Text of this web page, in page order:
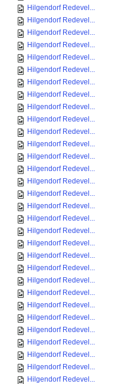
Hilgendorf Redevel...
Hilgendorf Redevel...
Hilgendorf Redevel...
Hilgendorf Redevel...
Hilgendorf Redevel...
Hilgendorf Redevel...
Hilgendorf Redevel...
Hilgendorf Redevel...
Hilgendorf Redevel...
Hilgendorf Redevel...
Hilgendorf Redevel...
Hilgendorf Redevel...
Hilgendorf Redevel...
Hilgendorf Redevel...
Hilgendorf Redevel...
Hilgendorf Redevel...
Hilgendorf Redevel...
Hilgendorf Redevel...
Hilgendorf Redevel...
Hilgendorf Redevel...
Hilgendorf Redevel...
Hilgendorf Redevel...
Hilgendorf Redevel...
Hilgendorf Redevel...
Hilgendorf Redevel...
Hilgendorf Redevel...
Hilgendorf Redevel...
Hilgendorf Redevel...
Hilgendorf Redevel...
Hilgendorf Redevel...
Hilgendorf Redevel...